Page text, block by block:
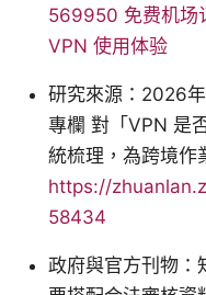
569950 免费机场
VPN 使用体验
研究來源：2026
專欄 對「VPN 是
統梳理，為跨境作
https://
58434
政府與官方刊物：